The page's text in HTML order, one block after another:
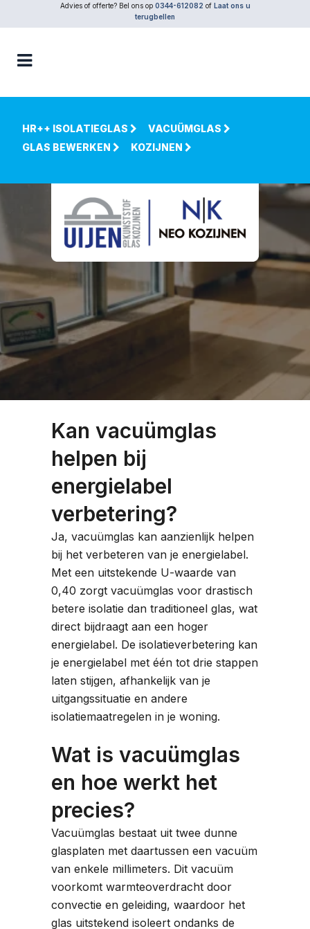
Advies of offerte? Bel ons op 0344-612082 of Laat ons u
terugbellen
HR++ ISOLATIEGLAS
VACUÜMGLAS
GLAS BEWERKEN
KOZIJNEN
Kan vacuümglas
helpen bij
energielabel
verbetering?
Ja, vacuümglas kan aanzienlijk helpen
bij het verbeteren van je energielabel.
Met een uitstekende U-waarde van
0,40 zorgt vacuümglas voor drastisch
betere isolatie dan traditioneel glas, wat
direct bijdraagt aan een hoger
energielabel. De isolatieverbetering kan
je energielabel met één tot drie stappen
laten stijgen, afhankelijk van je
uitgangssituatie en andere
isolatiemaatregelen in je woning.
Wat is vacuümglas
en hoe werkt het
precies?
Vacuümglas bestaat uit twee dunne
glasplaten met daartussen een vacuüm
van enkele millimeters. Dit vacuüm
voorkomt warmteoverdracht door
convectie en geleiding, waardoor het
glas uitstekend isoleert ondanks de